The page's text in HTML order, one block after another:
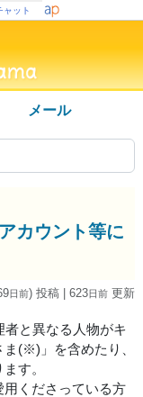
ャット
メール
カウント等に
日前) 投稿 | 623日前 更新
と異なる人物がキ
(※)」を含めたり、
す。
くださっている方